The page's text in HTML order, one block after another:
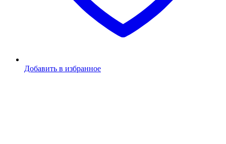
Добавить в избранное